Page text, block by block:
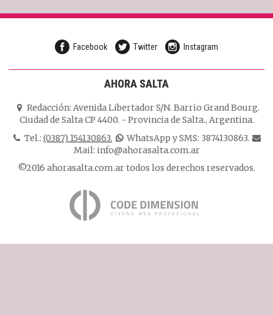
Facebook Twitter Instagram
AHORA SALTA
Redacción: Avenida Libertador S/N. Barrio Grand Bourg.
Ciudad de Salta CP 4400. - Provincia de Salta., Argentina.
Tel.: (0387) 154130863.
WhatsApp y SMS: 3874130863.
Mail: info@ahorasalta.com.ar
©2016 ahorasalta.com.ar todos los derechos reservados.